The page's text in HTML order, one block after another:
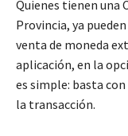
Quienes tienen una
Provincia, ya
venta de moneda
aplicación, en la
es simple: basta
la transacción.